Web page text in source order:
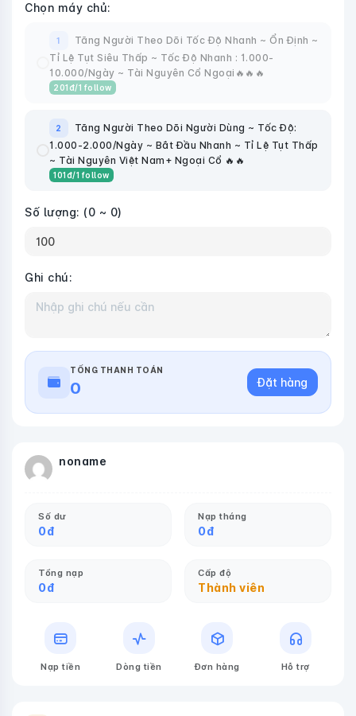
Chọn máy chủ:
1
Tăng Người Theo Dõi Tốc Độ Nhanh ~ Ổn Định ~
Tỉ Lệ Tụt Siêu Thấp ~ Tốc Độ Nhanh : 1.000-
10.000/Ngày ~ Tài Nguyên Cổ Ngoại🔥🔥🔥
201 đ/1 follow
2
Tăng Người Theo Dõi Người Dùng ~ Tốc Độ:
1.000-2.000/Ngày ~ Bắt Đầu Nhanh ~ Tỉ Lệ Tụt Thấp
~ Tài Nguyên Việt Nam+ Ngoại Cổ 🔥🔥
101đ/1 follow
Số lượng: (0 ~ 0)
Ghi chú:
TỔNG THANH TOÁN
0 Đặt hàng
noname
Số dư
0đ
Nạp tháng
0đ
Tổng nạp
0đ
Cấp độ
Thành viên
Nạp tiền Dòng tiền Đơn hàng Hỗ trợ